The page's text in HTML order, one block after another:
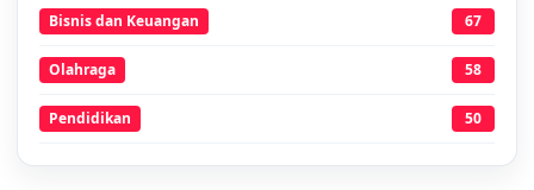
Bisnis dan Keuangan 67
Olahraga 58
Pendidikan 50